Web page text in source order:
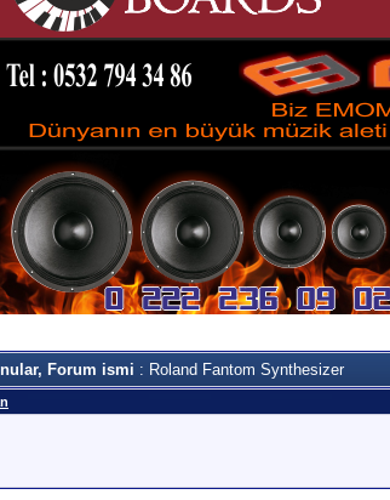
Forum ismi : Roland Fantom Synthesizer